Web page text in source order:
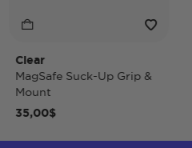
Clear
MagSafe Suck-Up Grip &
Mount
35,00$